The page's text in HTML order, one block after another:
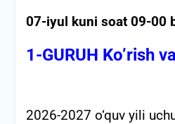
07-iyul kuni soat 09-00
1-GURUH Ko’rish
2026-2027 o‘quv yili